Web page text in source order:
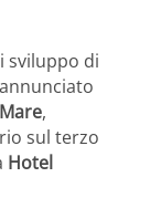
sviluppo di
,
sul terzo
Hotel